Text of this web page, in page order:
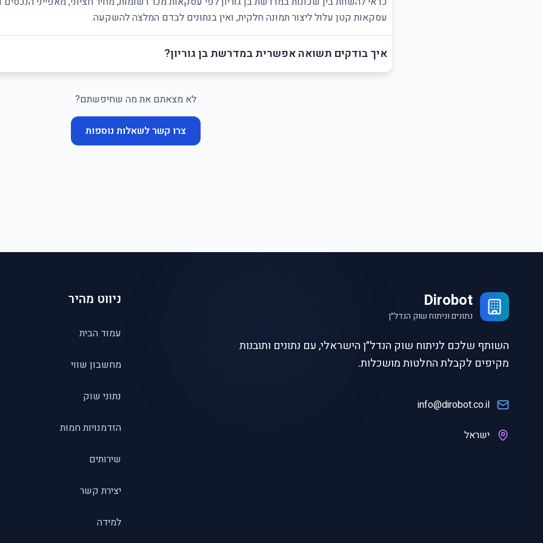
עסקאות קטן עלול ליצור תמונה חלקית, ואין בנתונים לבדם המלצה להשקעה.
איך בודקים תשואה אפשרית במדרשת בן גוריון?
לא מצאתם את מה שחיפשתם?
צרו קשר לשאלות נוספות
Dirobot
נתונים וניתוח שוק הנדל״ן
השותף שלכם לניתוח שוק הנדל״ן הישראלי, עם נתונים ותובנות
מקיפים לקבלת החלטות מושכלות.
info@dirobot.co.il
ישראל
ניווט מהיר
עמוד הבית
מחשבון שווי
נתוני שוק
הזדמנויות חמות
שירותים
יצירת קשר
למידה